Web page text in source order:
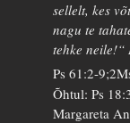
sellelt, kes
nagu te
tehke neile!“
Ps 61:2-
Õhtul: Ps
Margareta